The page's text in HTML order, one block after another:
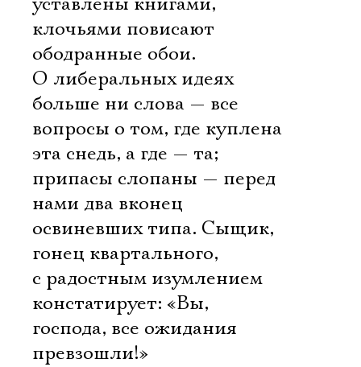
клочьями повисают
ободранные обои.
О либеральных идеях
больше ни слова — все
вопросы о том, где куплена
эта снедь, а где — та;
припасы слопаны — перед
нами два вконец
освиневших типа. Сыщик,
гонец квартального,
с радостным изумлением
констатирует: «Вы,
господа, все ожидания
превзошли!»